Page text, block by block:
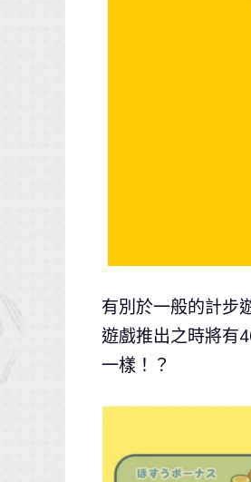
有別於一般的計步
遊戲推出之時將有
一樣！？